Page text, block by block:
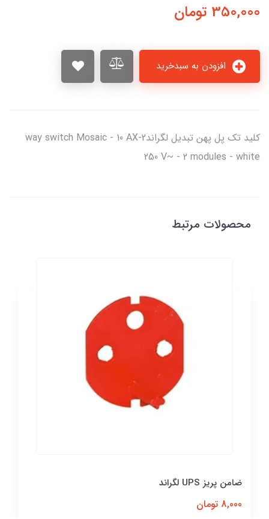
350,000 تومان
کليد تک پل پهن تبديل لگراند2-way switch Mosaic - 10 AX
250 V~ - 2 modules - white
محصولات مرتبط
ضامن پريز UPS لگراند
8,000 تومان